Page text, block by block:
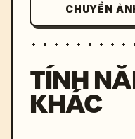
CHUYỂN
TÍNH
KHÁC